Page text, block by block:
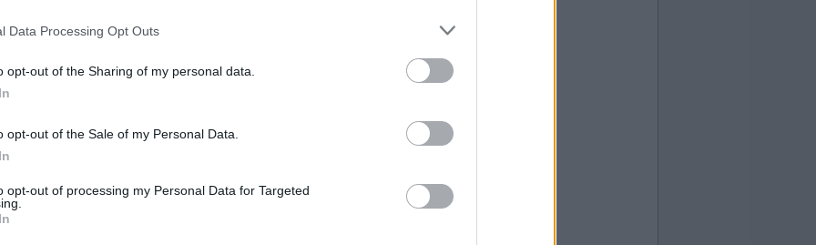
Data Processing Opt Outs
opt-out of the Sharing of my personal data.
opt-out of the Sale of my Personal Data.
opt-out of processing my Personal Data for Targeted
cabeça:
(ing.)
1995 a 2003
ao ver a costa